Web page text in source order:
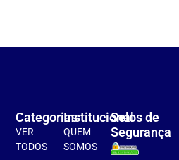
Institucional
QUEM
SOMOS
Categorias
VER
TODOS
Selos de
Segurança